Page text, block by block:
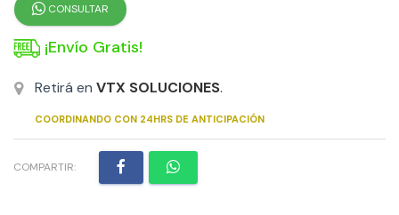
CONSULTAR
¡Envío Gratis!
Retirá en VTX SOLUCIONES.
COORDINANDO CON 24HRS DE ANTICIPACIÓN
COMPARTIR: